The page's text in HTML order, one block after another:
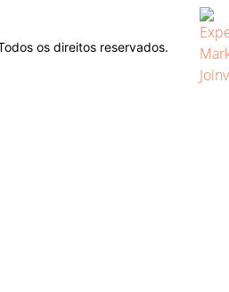
os direitos reservados.